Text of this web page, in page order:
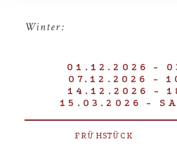
Winter:
01.12.2026 -
07.12.2026 -
14.12.2026 -
15.03.2026 -
FRÜHSTÜCK